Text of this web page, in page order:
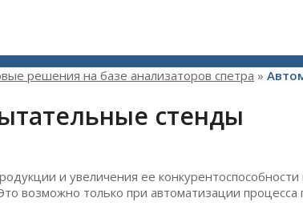
решения на базе анализаторов спетра »
стенды
и увеличения ее
возможно только при автоматизации